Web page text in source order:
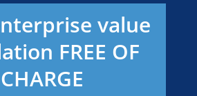
value
FREE OF
CHARGE